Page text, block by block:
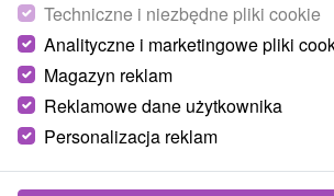
Region turystyczny
Orava, Severné Slovensko, Žilinský kraj,
Kubínska Hoľa, Oravská Magura
Znalazłeś błąd lub chcesz polecić nam
Techniczne i niezbędne pliki cookie
Analityczne i marketingowe pliki
Magazyn reklam
Reklamowe dane użytkownika
Personalizacja reklam